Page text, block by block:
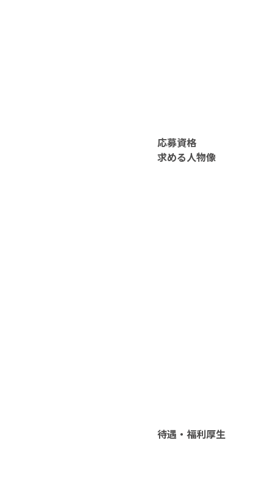
応募資格
求める人物像
待遇・福利厚生